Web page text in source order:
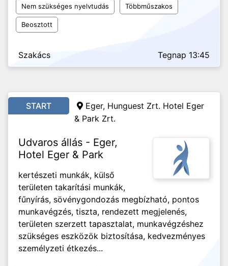
Nem szükséges nyelvtudás Többműszakos
Beosztott
Szakács Tegnap 13:45
START
Eger, Hunguest Zrt. Hotel Eger
& Park Zrt.
Udvaros állás - Eger,
Hotel Eger & Park
kertészeti munkák, külső
területen takarítási munkák,
fűnyírás, sövénygondozás megbízható, pontos
munkavégzés, tiszta, rendezett megjelenés,
területen szerzett tapasztalat, munkavégzéshez
szükséges eszközök biztosítása, kedvezményes
személyzeti étkezés...